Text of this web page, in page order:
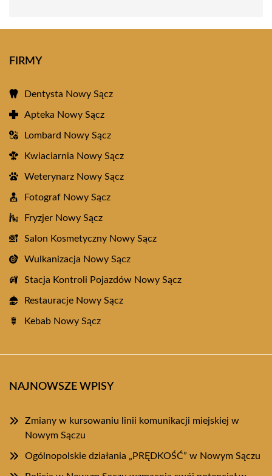
FIRMY
Dentysta Nowy Sącz
Apteka Nowy Sącz
Lombard Nowy Sącz
Kwiaciarnia Nowy Sącz
Weterynarz Nowy Sącz
Fotograf Nowy Sącz
Fryzjer Nowy Sącz
Salon Kosmetyczny Nowy Sącz
Wulkanizacja Nowy Sącz
Stacja Kontroli Pojazdów Nowy Sącz
Restauracje Nowy Sącz
Kebab Nowy Sącz
NAJNOWSZE WPISY
Zmiany w kursowaniu linii komunikacji miejskiej w
Nowym Sączu
Ogólnopolskie działania „PRĘDKOŚĆ” w Nowym Sączu